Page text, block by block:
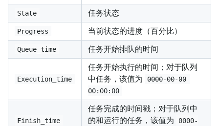
State 任务状态
Progress 当前状态的进度（百分比）
Queue_time 任务开始排队的时间
Execution_time
任务开始执行的时间；对于队列
中任务，该值为
0000-00-00
00:00:00
Finish_time
任务完成的时间戳；对于队列中
的和运行的任务，该值为
0000-